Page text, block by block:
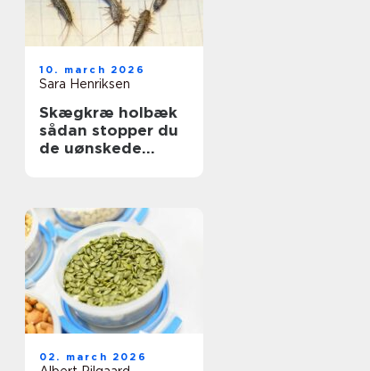
10. march 2026
Sara Henriksen
Skægkræ holbæk
sådan stopper du
de uønskede
02. march 2026